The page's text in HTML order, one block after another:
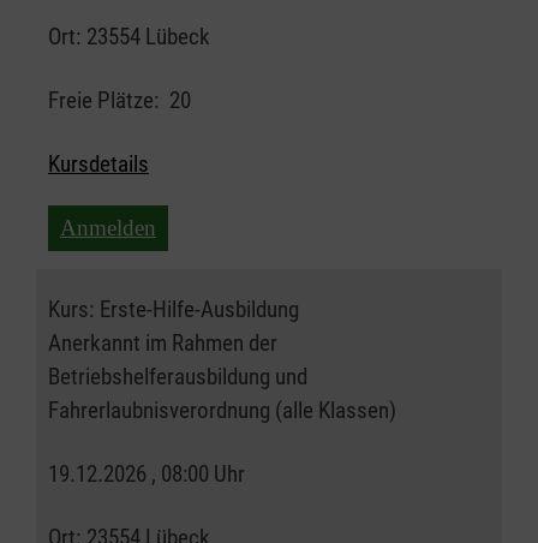
Ort: 23554 Lübeck
Freie Plätze: 20
Kursdetails
Anmelden
Kurs: Erste-Hilfe-Ausbildung
Anerkannt im Rahmen der
Betriebshelferausbildung und
Fahrerlaubnisverordnung (alle Klassen)
19.12.2026 , 08:00 Uhr